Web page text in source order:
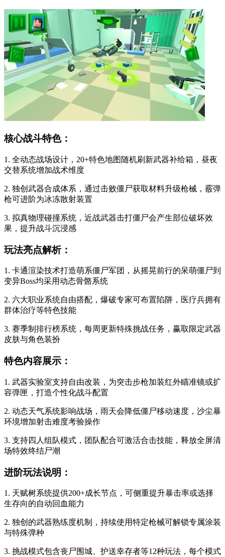
核心战斗特色：
1. 全动态战场设计，20+特色地图随机刷新武器补给箱，昼夜
交替系统增加战术维度
2. 独创武器合成体系，通过击败僵尸获取材料升级枪械，霰弹
枪可进阶为冰冻散射装置
3. 拟真物理碰撞系统，近战武器击打僵尸会产生部位破坏效
果，提升战斗沉浸感
玩法亮点解析：
1. 卡通渲染技术打造萌系僵尸军团，从摇晃前行的呆萌僵尸到
变异Boss均采用动态骨骼系统
2. 六大职业系统自由搭配，爆破专家可布置陷阱，医疗兵拥有
群体治疗等特色技能
3. 赛季制排行榜系统，每周更新特殊挑战任务，赢取限定武器
皮肤与角色装扮
特色内容展示：
1. 武器实验室支持自由改装，为突击步枪加装红外瞄准镜或扩
容弹匣，打造个性化战斗配置
2. 动态天气系统影响战场，雨天会降低僵尸移动速度，沙尘暴
环境增加射击难度考验操作
3. 支持四人组队模式，团队配合可激活合击技能，释放全屏清
场特效终结尸潮
进阶玩法说明：
1. 天赋树系统提供200+成长节点，可侧重提升暴击率或选择
生存向的自动回血能力
2. 独创的武器熟练度机制，持续使用特定枪械可解锁专属涂装
与特殊弹种
3. 挑战模式包含丧尸围城、护送幸存者等12种玩法，每个模式